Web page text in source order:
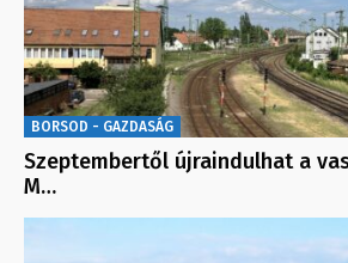
BORSOD - GAZDASÁG
Szeptembertől újraindulhat a
M…